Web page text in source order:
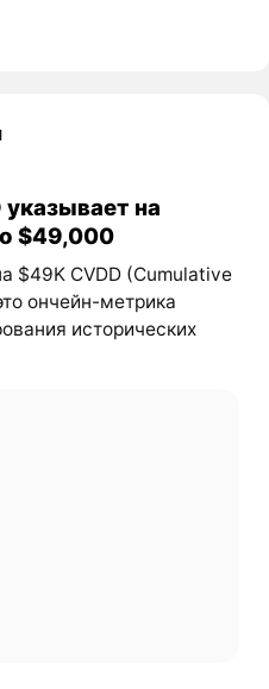
на
$49,000
$49K CVDD (Cumulative
ончейн-метрика
исторических